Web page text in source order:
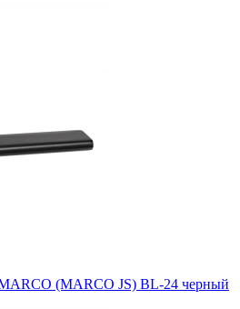
(MARCO JS) BL-24 черный